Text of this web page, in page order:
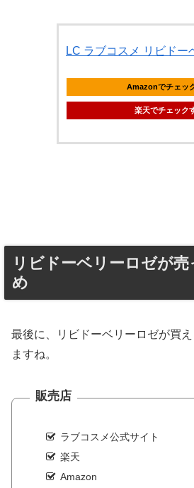
LC ラブコスメ リビドー
Amazonでチェッ
楽天でチェック
リビドーベリーロゼが
め
最後に、リビドーベリーロゼが買
ますね。
販売店
ラブコスメ公式サイト
楽天
Amazon